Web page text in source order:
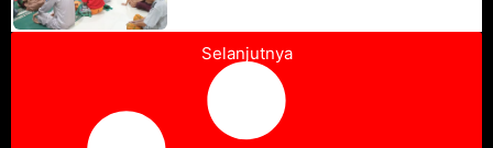
Selanjutnya